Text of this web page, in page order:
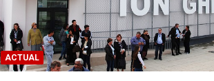
ACTUAL